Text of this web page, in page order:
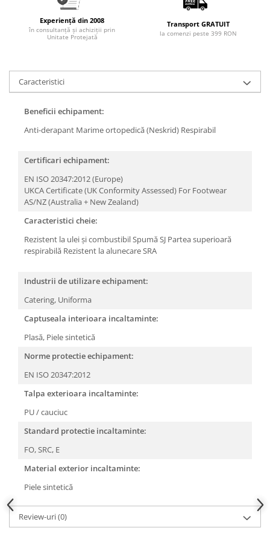
Articole pentru rufe, casa,
geamuri, mobila
Intretinere si odorizante masina
Saci de gunoi
Accesorii pentru curatenie
Tipografie si stampile
Caiete si blocnotesuri
personalizate
Stampile, tusiere si tus
Protectia muncii si Imbracaminte
Tricouri
Camasi
Pantaloni
Pantaloni cu pieptar
Impermeabile
Veste
Reflectorizante
Incaltaminte
Incaltaminte de lucru si protectie
Accesorii pentru protectia capului
Casti de protectie
Antifoane
Experiență din 2008
în consultanță și achiziții prin
Unitate Protejată
Transport GRATUIT
la comenzi peste 399 RON
Caracteristici
Beneficii echipament:
Anti-derapant Marime ortopedică (Neskrid) Respirabil
Certificari echipament:
EN ISO 20347:2012 (Europe)
UKCA Certificate (UK Conformity Assessed) For Footwear
AS/NZ (Australia + New Zealand)
Caracteristici cheie:
Rezistent la ulei și combustibilSpumă SJ Partea superioară
respirabilă Rezistent la alunecare SRA
Industrii de utilizare echipament:
Catering, Uniforma
Captuseala interioara incaltaminte:
Plasă, Piele sintetică
Norme protectie echipament:
EN ISO 20347:2012
Talpa exterioara incaltaminte:
PU / cauciuc
Standard protectie incaltaminte:
FO,SRC, E
Material exterior incaltaminte:
Piele sintetică
Review-uri(0)